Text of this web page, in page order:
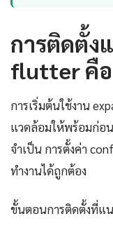
การติดตั้ง
flutter คื
การเริ่มต้นใช้งาน
แวดล้อมให้พร้อมก่อน
จำเป็น การตั้งค่า
ทำงานได้ถูกต้อง
ขั้นตอนการติดตั้งที่แ